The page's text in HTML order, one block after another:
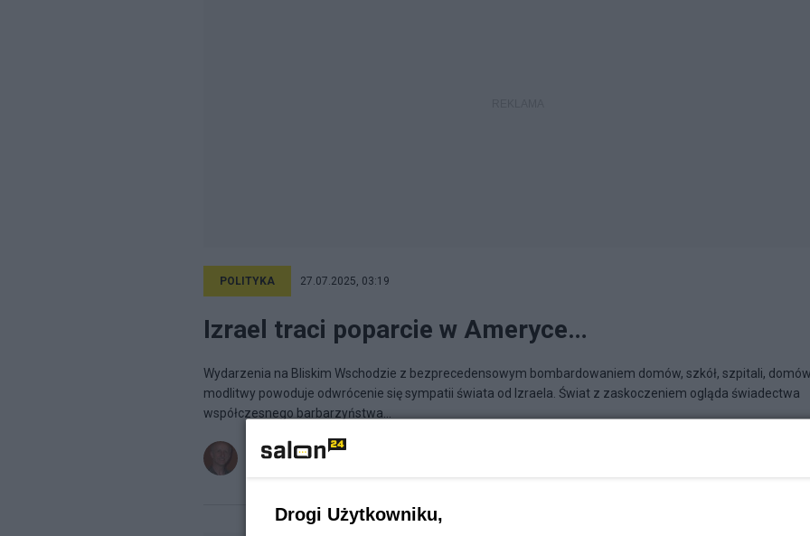
POLITYKA 27.07.2025, 03:19
Izrael traci poparcie w Ameryce…
Wydarzenia na Bliskim Wschodzie z bezprecedensowym bombardowaniem domów, szkół, szpitali,
modlitwy powoduje odwrócenie się sympatii świata od Izraela. Świat z zaskoczeniem ogląda świadectwa
współczesnego barbarzyństwa...
Jacek K.M. na blogu
Drogi Użytkowniku,